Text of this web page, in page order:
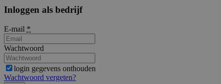
Inloggen als bedrijf
E-mail *
Wachtwoord
login gegevens onthouden
Wachtwoord vergeten?